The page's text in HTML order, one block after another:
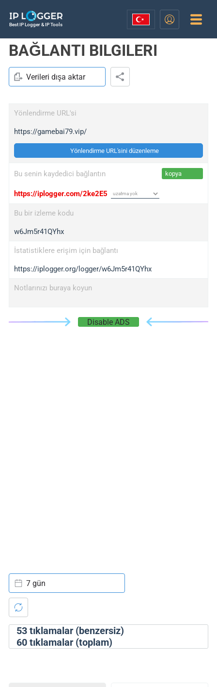
Best IP Logger & IP Tools
BAĞLANTI BILGILERI
Verileri dışa aktar
Yönlendirme URL'si
https://gamebai79.vip/
Yönlendirme URL'sini düzenleme
Bu senin kaydedici bağlantın kopya
https://iplogger.com/2ke2E5
Bu bir izleme kodu
w6Jm5r41QYhx
İstatistiklere erişim için bağlantı
https://iplogger.org/logger/w6Jm5r41QYhx
Notlarınızı buraya koyun
Disable ADS
53tıklamalar (benzersiz)
60tıklamalar (toplam)
7 gün